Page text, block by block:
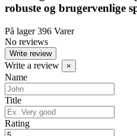
robuste og brugervenlige
På lager 396 Varer
No reviews
Write review
Write a review ×
Name
Title
Rating